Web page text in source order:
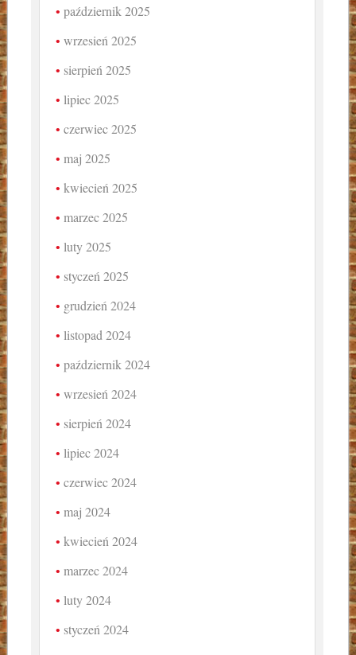
październik 2025
wrzesień 2025
sierpień 2025
lipiec 2025
czerwiec 2025
maj 2025
kwiecień 2025
marzec 2025
luty 2025
styczeń 2025
grudzień 2024
listopad 2024
październik 2024
wrzesień 2024
sierpień 2024
lipiec 2024
czerwiec 2024
maj 2024
kwiecień 2024
marzec 2024
luty 2024
styczeń 2024